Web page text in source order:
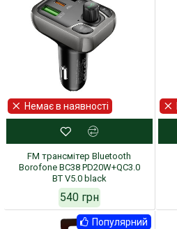
Немає в наявності
FM трансмітер Bluetooth
Borofone BC38 PD20W+QC3.0
BT V5.0 black
540 грн
Популярний